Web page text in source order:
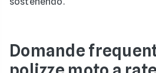
Domande